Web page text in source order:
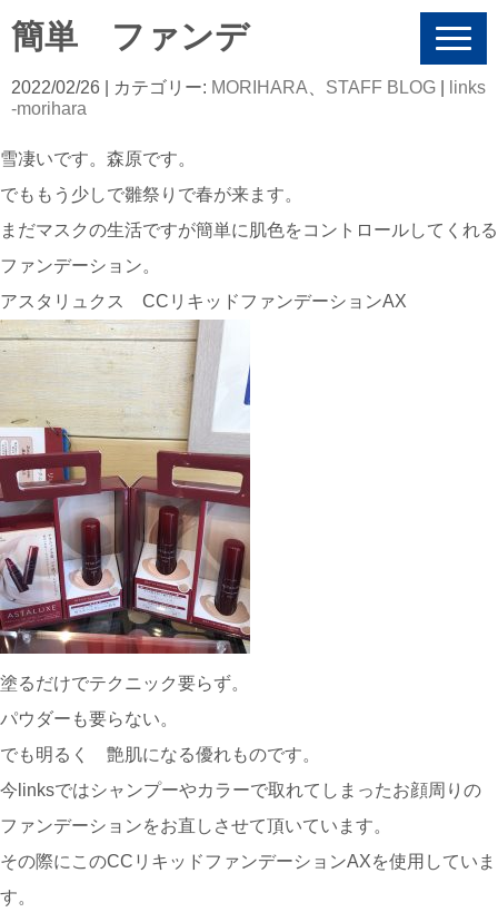
N
v
i
n
簡単 ファンデ
2022/02/26 | カテゴリー: MORIHARA STAFF BLOG
links
-morihara
雪凄いです。森原です。
でももう少しで雛祭りで春が来ます。
まだマスクの生活ですが簡単に肌色をコントロールしてくれる
ファンデーション。
アスタリュクス CCリキッドファンデーションAX
塗るだけでテクニック要らず。
パウダーも要らない。
でも明るく 艶肌になる優れものです。
今linksではシャンプーやカラーで取れてしまったお顔周りの
ファンデーションをお直しさせて頂いています。
その際にこのCCリキッドファンデーションAXを使用していま
す。